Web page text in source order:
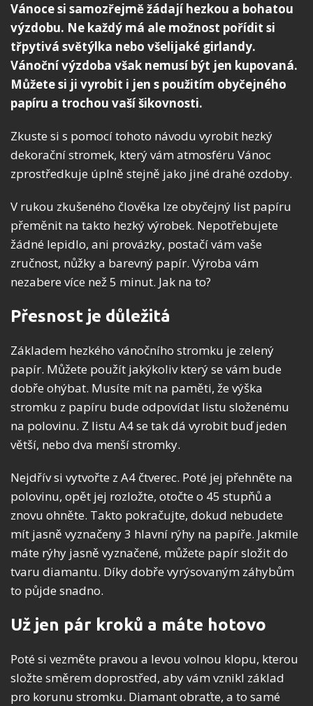
Vánoce si samozřejmě žádají hezkou a bohatou
výzdobu. Ne každý má ale možnost pořídit si
třpytivá světýlka nebo všelijaké girlandy.
Vánoční výzdoba však nemusí být jen kupovaná.
Můžete si ji vyrobit i jen s použitím obyčejného
papíru a trochou vaší šikovnosti.
Zkuste si s pomocí tohoto návodu vyrobit hezký
dekorační stromek, který vám atmosféru Vánoc
zprostředkuje úplně stejně jako jiné drahé ozdoby.
V rukou zkušeného člověka lze obyčejný list papíru
přeměnit na takto hezký výrobek. Nepotřebujete
žádné lepidlo, ani provázky, postačí vám vaše
zručnost, nůžky a barevný papír. Výroba vám
nezabere více než 5 minut. Jak na to?
Přesnost je důležitá
Základem hezkého vánočního stromku je zelený
papír. Můžete použít jakýkoliv který se vám bude
dobře ohýbat. Musíte mít na paměti, že výška
stromku z papíru bude odpovídat listu složenému
na polovinu. Z listu A4 se tak dá vyrobit buď jeden
větší, nebo dva menší stromky.
Nejdřív si vytvořte z A4 čtverec. Poté jej přehněte na
polovinu, opět jej rozložte, otočte o 45 stupňů a
znovu ohněte. Takto pokračujte, dokud nebudete
mít jasně vyznačeny 3 hlavní rýhy na papíře. Jakmile
máte rýhy jasně vyznačené, můžete papír složit do
tvaru diamantu. Díky dobře vyrýsovaným záhybům
to půjde snadno.
Už jen pár kroků a máte hotovo
Poté si vezměte pravou a levou volnou klopu, kterou
složte směrem doprostřed, aby vám vznikl základ
pro korunu stromku. Diamant obraťte, a to samé